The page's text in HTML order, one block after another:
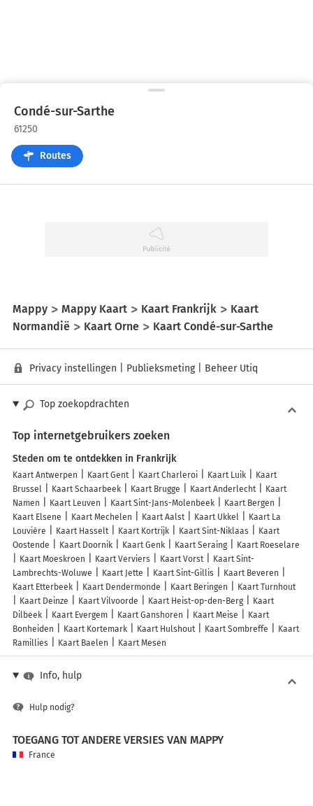
Condé-sur-Sarthe
61250
Routes
Mappy Mappy Kaart Kaart Frankrijk
Kaart
Normandië
Kaart Orne Kaart Condé-sur-Sarthe
Privacy instellingen Publieksmeting| Beheer Utiq
Top zoekopdrachten
Top internetgebruikers zoeken
Steden om te ontdekken in Frankrijk
Kaart Antwerpen Kaart Gent Kaart Charleroi Kaart Luik
Kaart
Brussel
Kaart Schaarbeek Kaart Brugge Kaart Anderlecht
Kaart
Namen
Kaart Leuven Kaart Sint-Jans-Molenbeek
Kaart Bergen
Kaart Elsene
Kaart Mechelen Kaart Aalst Kaart Ukkel
Kaart La
Louvière
Kaart Hasselt Kaart Kortrijk Kaart Sint-Niklaas
Kaart
Oostende
Kaart Doornik Kaart Genk Kaart Seraing
Kaart Roeselare
Kaart Moeskroen
Kaart Verviers Kaart Vorst
Kaart Sint-
Lambrechts-Woluwe
Kaart Jette Kaart Sint-Gillis
Kaart Beveren
Kaart Etterbeek
Kaart Dendermonde Kaart Beringen
Kaart Turnhout
Kaart Deinze
Kaart Vilvoorde Kaart Heist-op-den-Berg
Kaart
Dilbeek
Kaart Evergem Kaart Ganshoren Kaart Meise
Kaart
Bonheiden
Kaart Kortemark Kaart Hulshout Kaart Sombreffe
Kaart
Ramillies
Kaart Baelen Kaart Mesen
Info, hulp
Hulp nodig?
TOEGANG TOT ANDERE VERSIES VAN MAPPY
France